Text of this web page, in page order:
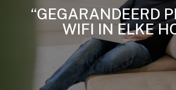
“GEGARANDEERD
WIFI IN ELKE